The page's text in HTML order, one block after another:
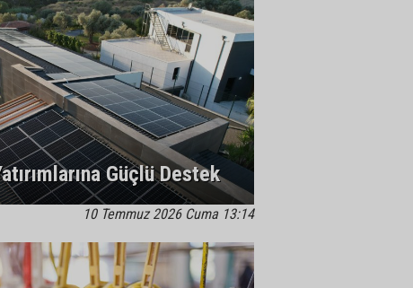
Güçlü Destek
10 Temmuz 2026 Cuma 13:14